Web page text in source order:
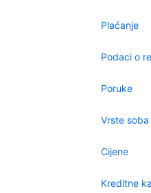
Plaćanje
Podaci o
Poruke
Vrste soba
Cijene
Kreditne